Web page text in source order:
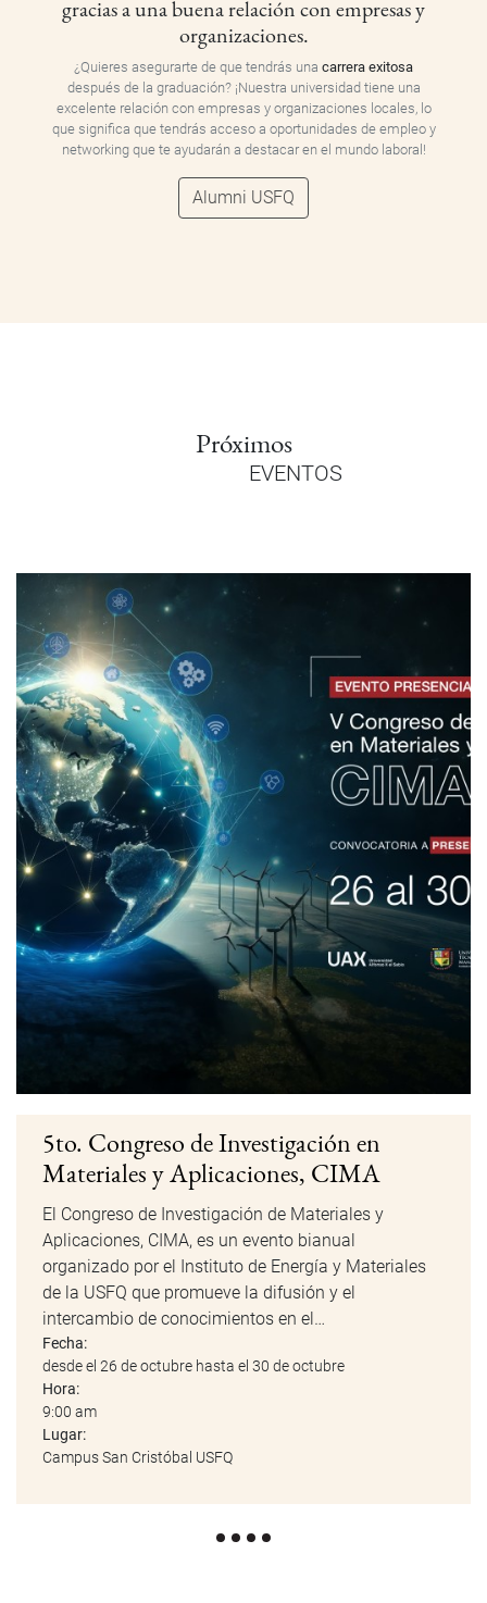
gracias a una buena relación con empresas y
organizaciones.
¿Quieres asegurarte de que tendrás una carrera exitosa
después de la graduación? ¡Nuestra universidad tiene una
excelente relación con empresas y organizaciones locales, lo
que significa que tendrás acceso a oportunidades de empleo y
networking que te ayudarán a destacar en el mundo laboral!
Alumni USFQ
Próximos
EVENTOS
5to. Congreso de Investigación en
Materiales y Aplicaciones, CIMA
El Congreso de Investigación de Materiales y
Aplicaciones, CIMA, es un evento bianual
organizado por el Instituto de Energía y Materiales
de la USFQ que promueve la difusión y el
intercambio de conocimientos en el…
Fecha:
desde el 26 de octubre hasta el 30 de octubre
Hora:
9:00 am
Lugar:
Campus San Cristóbal USFQ